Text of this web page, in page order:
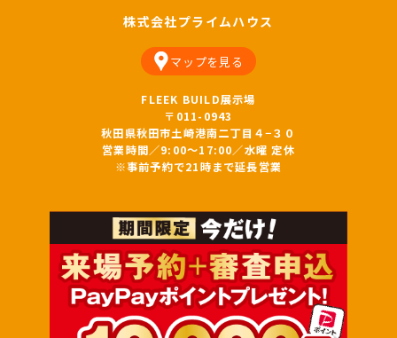
株式会社プライムハウス
FLEEK BUILD展示場
〒011-0943
マップを見る
秋田県秋田市土崎港南二丁目４−３０
営業時間／9:00～17:00／水曜 定休
※事前予約で21時まで延長営業